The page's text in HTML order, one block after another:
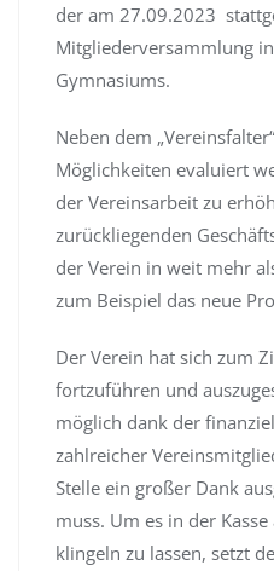
der am 27.09.2023
Mitgliederversammlung
Gymnasiums.
Neben dem
Möglichkeiten evaluiert
der Vereinsarbeit zu
zurückliegenden
der Verein in weit mehr
zum Beispiel das neue
Der Verein hat sich zum
fortzuführen und
möglich dank der
zahlreicher
Stelle ein großer Dank
muss. Um es in der
klingeln zu lassen, setzt